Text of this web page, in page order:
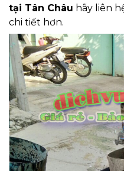
tại Tân Châu hãy liên
chi tiết hơn.